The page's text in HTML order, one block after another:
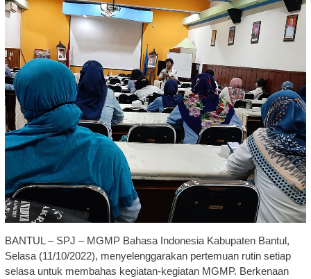
BANTUL – SPJ – MGMP Bahasa Indonesia Kabupaten Bantul,
Selasa (11/10/2022), menyelenggarakan pertemuan rutin setiap
selasa untuk membahas kegiatan-kegiatan MGMP. Berkenaan